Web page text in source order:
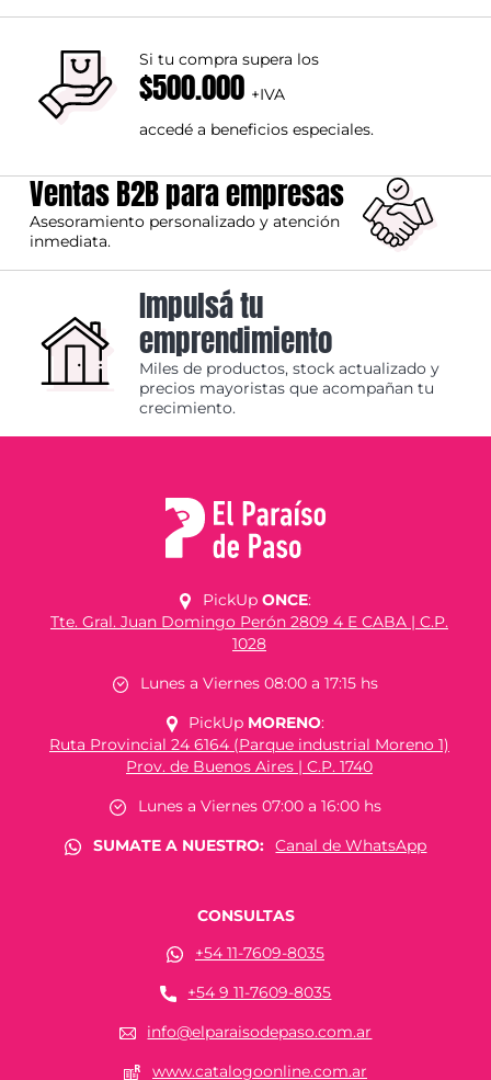
Si tu compra supera los
$500.000 +IVA
accedé a beneficios especiales.
Ventas B2B para empresas
Asesoramiento personalizado y atención
inmediata.
Impulsá tu
emprendimiento
Miles de productos, stock actualizado y
precios mayoristas que acompañan tu
crecimiento.
PickUp ONCE:
Tte. Gral. Juan Domingo Perón 2809 4 E CABA | C.P.
1028
Lunes a Viernes 08:00 a 17:15 hs
PickUp MORENO:
Ruta Provincial 24 6164 (Parque industrial Moreno 1)
Prov. de Buenos Aires | C.P. 1740
Lunes a Viernes 07:00 a 16:00 hs
SUMATE A NUESTRO:
Canal de WhatsApp
CONSULTAS
+54 11-7609-8035
+54 9 11-7609-8035
info@elparaisodepaso.com.ar
www.catalogoonline.com.ar